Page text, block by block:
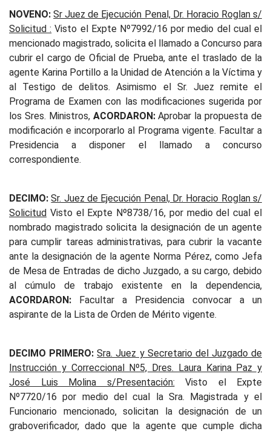
NOVENO: Sr Juez de Ejecución Penal, Dr. Horacio Roglan s/
Solicitud : Visto el Expte Nº7992/16 por medio del cual el
mencionado magistrado, solicita el llamado a Concurso para
cubrir el cargo de Oficial de Prueba, ante el traslado de la
agente Karina Portillo a la Unidad de Atención a la Víctima y
al Testigo de delitos. Asimismo el Sr. Juez remite el
Programa de Examen con las modificaciones sugerida por
los Sres. Ministros, ACORDARON:Aprobar la propuesta de
modificación e incorporarlo al Programa vigente. Facultar a
Presidencia a disponer el llamado a concurso
correspondiente.
DECIMO: Sr. Juez de Ejecución Penal, Dr. Horacio Roglan s/
Solicitud Visto el Expte Nº8738/16, por medio del cual el
nombrado magistrado solicita la designación de un agente
para cumplir tareas administrativas, para cubrir la vacante
ante la designación de la agente Norma Pérez, como Jefa
de Mesa de Entradas de dicho Juzgado, a su cargo, debido
al cúmulo de trabajo existente en la dependencia,
ACORDARON: Facultar a Presidencia convocar a un
aspirante de la Lista de Orden de Mérito vigente.
DECIMO PRIMERO: Sra. Juez y Secretario del Juzgado de
Instrucción y Correccional Nº5, Dres. Laura Karina Paz y
José Luis Molina s/Presentación: Visto el Expte
Nº7720/16 por medio del cual la Sra. Magistrada y el
Funcionario mencionado, solicitan la designación de un
graboverificador, dado que la agente que cumple dicha